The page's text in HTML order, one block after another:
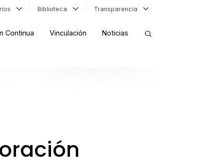
Biblioteca Transparencia
Continua Vinculación Noticias